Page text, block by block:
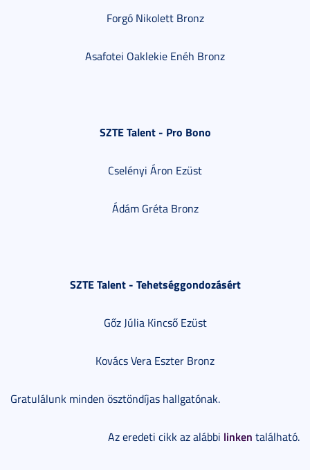
Forgó Nikolett Bronz
Asafotei Oaklekie Enéh Bronz
SZTE Talent - Pro Bono
Cselényi Áron Ezüst
Ádám Gréta Bronz
SZTE Talent - Tehetséggondozásért
Gőz Júlia Kincső Ezüst
Kovács Vera Eszter Bronz
Gratulálunk minden ösztöndíjas hallgatónak.
Az eredeti cikk az alábbi linken található.